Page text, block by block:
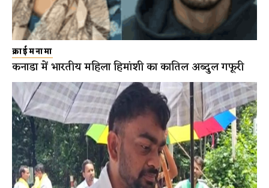
क्राईमनामा
कनाडा में भारतीय महिला हिमांशी का कातिल अब्दुल गफूरी